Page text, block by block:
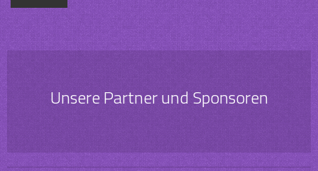
Unsere Partner und Sponsoren